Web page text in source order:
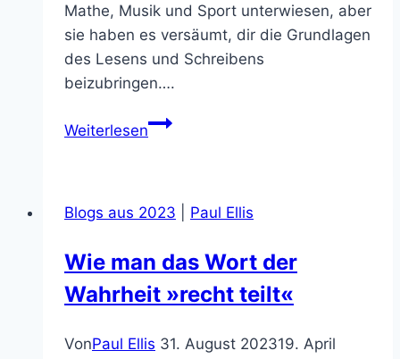
Mathe, Musik und Sport unterwiesen, aber
sie haben es versäumt, dir die Grundlagen
des Lesens und Schreibens
beizubringen….
WeiterlesenWas
Bund?
Blogs aus 2023 Paul Ellis
Wie man das Wort der
Wahrheit »recht teilt«
VonPaul Ellis 31. August 202319. April